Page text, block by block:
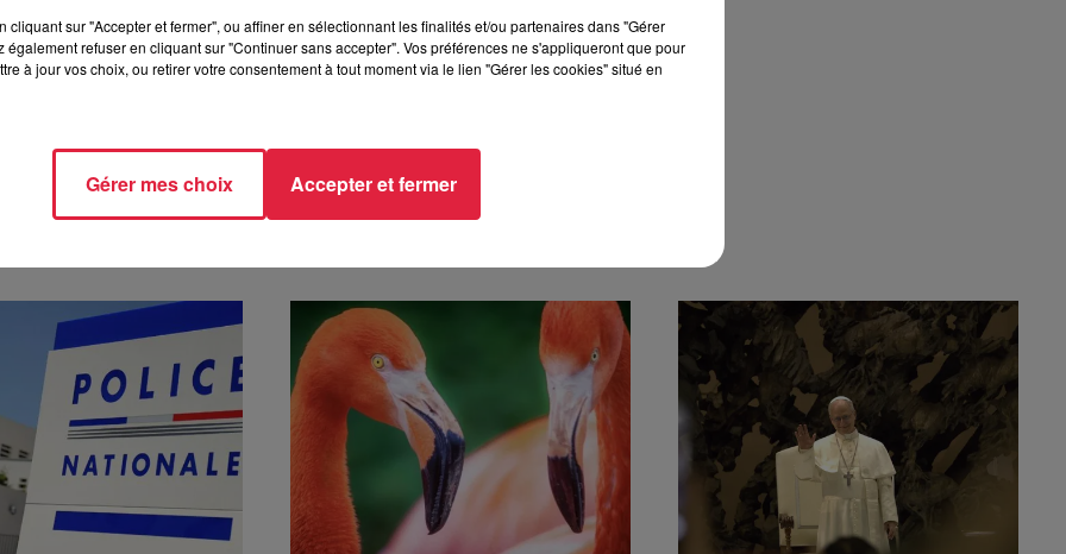
En-dehors de ses reportages, elle présente les flashs et les
cliquant sur "Accepter et fermer", ou affiner en sélectionnant les finalités et/ou partenaires dans "Gérer
également refuser en cliquant sur "Continuer sans accepter". Vos préférences ne s'appliqueront que pour
à jour vos choix, ou retirer votre consentement à tout moment via le lien "Gérer les cookies" situé en
Gérer mes choix Accepter et fermer